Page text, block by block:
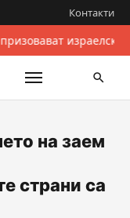
Контакти
на заем
страни са